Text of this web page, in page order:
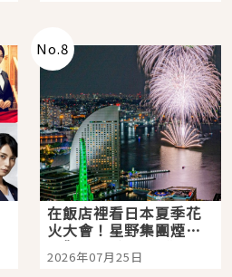
No.8
在飯店裡看日本夏季花
火大會！星野集團煙火
景觀飯店6選，讓你不用
人擠人悠閒欣賞
2026年07月25日